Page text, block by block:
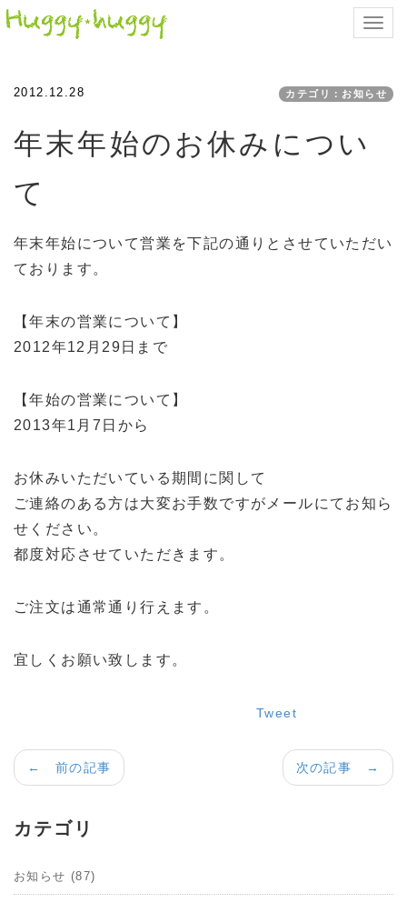
2012.12.28 カテゴリ：お知らせ
年末年始のお休みについ
て
年末年始について営業を下記の通りとさせていただい
ております。
【年末の営業について】
2012年12月29日まで
【年始の営業について】
2013年1月7日から
お休みいただいている期間に関して
ご連絡のある方は大変お手数ですがメールにてお知ら
せください。
都度対応させていただきます。
ご注文は通常通り行えます。
宜しくお願い致します。
Tweet
次の記事 →
← 前の記事
カテゴリ
お知らせ (87)